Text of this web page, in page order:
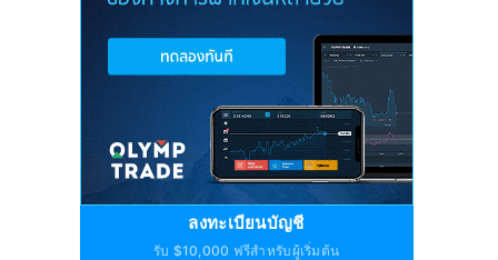
ลงทะเบียนบัญชี
รับ $10,000 ฟรีสำหรับผู้เริ่มต้น